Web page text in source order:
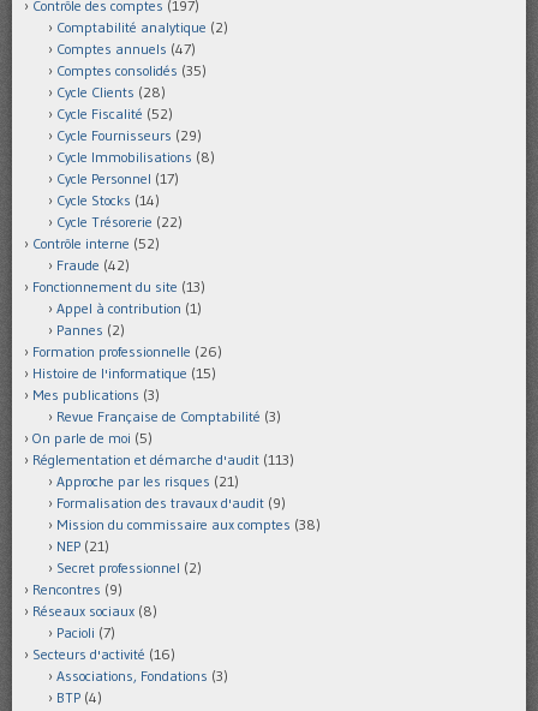
Contrôle des comptes (197)
Comptabilité analytique (2)
Comptes annuels (47)
Comptes consolidés (35)
Cycle Clients (28)
Cycle Fiscalité (52)
Cycle Fournisseurs (29)
Cycle Immobilisations (8)
Cycle Personnel (17)
Cycle Stocks (14)
Cycle Trésorerie (22)
Contrôle interne (52)
Fraude (42)
Fonctionnement du site (13)
Appel à contribution (1)
Pannes (2)
Formation professionnelle (26)
Histoire de l'informatique (15)
Mes publications (3)
Revue Française de Comptabilité (3)
On parle de moi (5)
Réglementation et démarche d'audit (113)
Approche par les risques (21)
Formalisation des travaux d'audit (9)
Mission du commissaire aux comptes (38)
NEP (21)
Secret professionnel (2)
Rencontres (9)
Réseaux sociaux (8)
Pacioli (7)
Secteurs d'activité (16)
Associations, Fondations (3)
BTP (4)